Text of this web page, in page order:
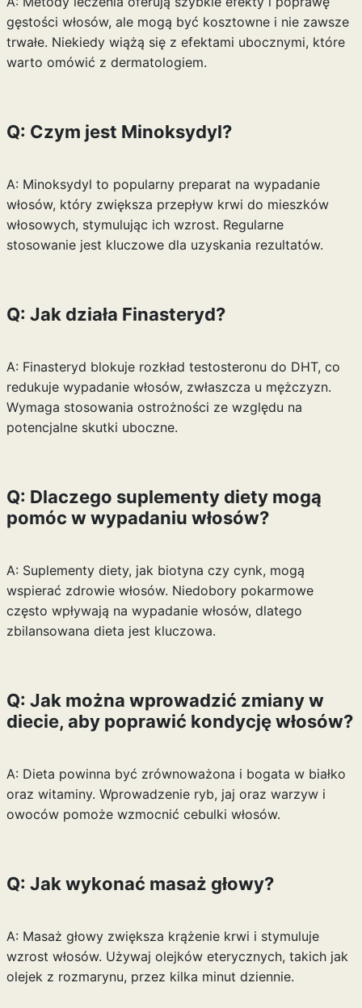
gęstości włosów, ale mogą być kosztowne i nie zawsze
trwałe. Niekiedy wiążą się z efektami ubocznymi, które
warto omówić z dermatologiem.
Q: Czym jest Minoksydyl?
A: Minoksydyl to popularny preparat na wypadanie
włosów, który zwiększa przepływ krwi do mieszków
włosowych, stymulując ich wzrost. Regularne
stosowanie jest kluczowe dla uzyskania rezultatów.
Q: Jak działa Finasteryd?
A: Finasteryd blokuje rozkład testosteronu do DHT, co
redukuje wypadanie włosów, zwłaszcza u mężczyzn.
Wymaga stosowania ostrożności ze względu na
potencjalne skutki uboczne.
Q: Dlaczego suplementy diety mogą
pomóc w wypadaniu włosów?
A: Suplementy diety, jak biotyna czy cynk, mogą
wspierać zdrowie włosów. Niedobory pokarmowe
często wpływają na wypadanie włosów, dlatego
zbilansowana dieta jest kluczowa.
Q: Jak można wprowadzić zmiany w
diecie, aby poprawić kondycję włosów?
A: Dieta powinna być zrównoważona i bogata w białko
oraz witaminy. Wprowadzenie ryb, jaj oraz warzyw i
owoców pomoże wzmocnić cebulki włosów.
Q: Jak wykonać masaż głowy?
A: Masaż głowy zwiększa krążenie krwi i stymuluje
wzrost włosów. Używaj olejków eterycznych, takich jak
olejek z rozmarynu, przez kilka minut dziennie.